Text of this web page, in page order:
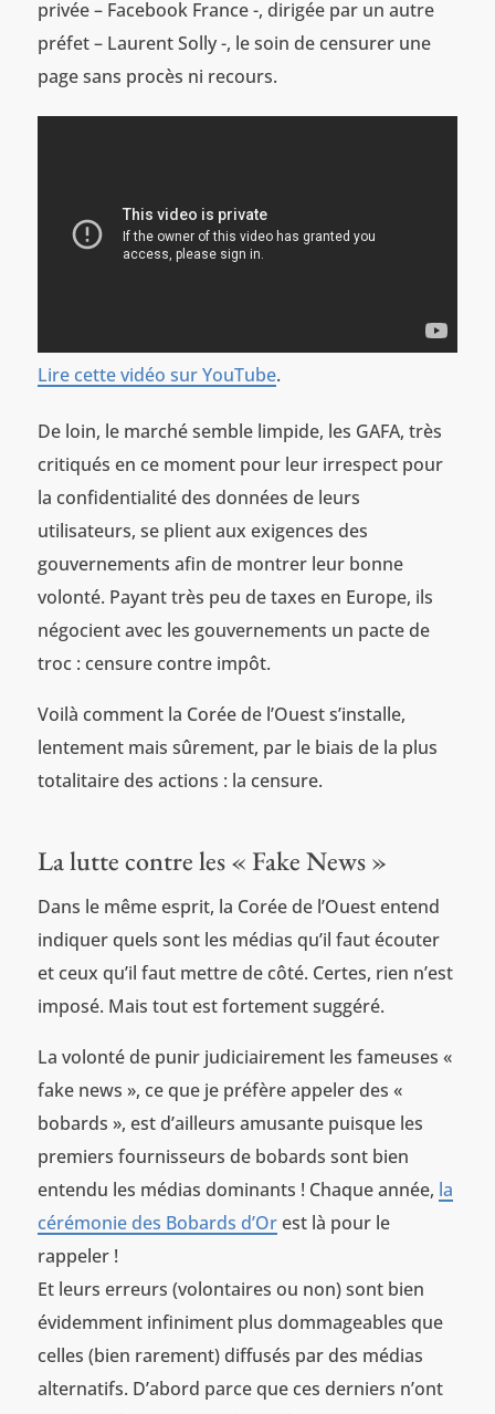
privée – Facebook France -, dirigée par un autre
préfet – Laurent Solly -, le soin de censurer une
page sans procès ni recours.
Lire cette vidéo sur YouTube.
De loin, le marché semble limpide, les GAFA, très
critiqués en ce moment pour leur irrespect pour
la confidentialité des données de leurs
utilisateurs, se plient aux exigences des
gouvernements afin de montrer leur bonne
volonté. Payant très peu de taxes en Europe, ils
négocient avec les gouvernements un pacte de
troc : censure contre impôt.
Voilà comment la Corée de l’Ouest s’installe,
lentement mais sûrement, par le biais de la plus
totalitaire des actions : la censure.
La lutte contre les « Fake News »
Dans le même esprit, la Corée de l’Ouest entend
indiquer quels sont les médias qu’il faut écouter
et ceux qu’il faut mettre de côté. Certes, rien n’est
imposé. Mais tout est fortement suggéré.
La volonté de punir judiciairement les fameuses «
fake news », ce que je préfère appeler des «
bobards », est d’ailleurs amusante puisque les
premiers fournisseurs de bobards sont bien
entendu les médias dominants ! Chaque année, la
cérémonie des Bobards d’Orest là pour le
rappeler !
Et leurs erreurs (volontaires ou non) sont bien
évidemment infiniment plus dommageables que
celles (bien rarement) diffusés par des médias
alternatifs. D’abord parce que ces derniers n’ont